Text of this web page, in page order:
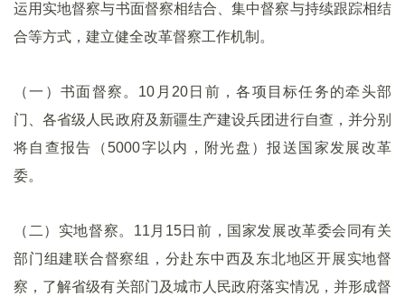
运用实地督察与书面督察相结合、集中督察与持续跟踪相结
合等方式，建立健全改革督察工作机制。
（一）书面督察。10月20日前，各项目标任务的牵头部
门、各省级人民政府及新疆生产建设兵团进行自查，并分别
将自查报告（5000字以内，附光盘）报送国家发展改革
委。
（二）实地督察。11月15日前，国家发展改革委会同有关
部门组建联合督察组，分赴东中西及东北地区开展实地督
察，了解省级有关部门及城市人民政府落实情况，并形成督